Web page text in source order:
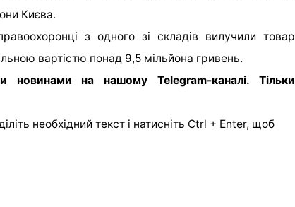
Києва.
з одного зі складів вилучили товар
вартістю понад 9,5 мільйона гривень.
новинами на нашомуTelegram-каналі. Тільки
необхідний текст і натисніть Ctrl + Enter, щоб